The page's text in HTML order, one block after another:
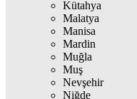
Kütahya
Malatya
Manisa
Mardin
Muğla
Muş
Nevşehir
Niğde